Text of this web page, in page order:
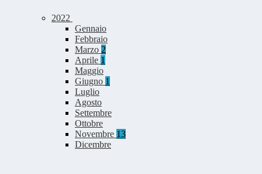
2022
Gennaio
Febbraio
Marzo 2
Aprile 1
Maggio
Giugno 1
Luglio
Agosto
Settembre
Ottobre
Novembre 13
Dicembre